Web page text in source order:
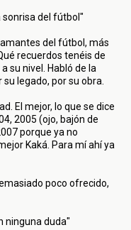
sonrisa del fútbol"
del fútbol, más
recuerdos tenéis de
su nivel. Habló de la
legado, por su obra.
El mejor, lo que se dice
2005 (ojo, bajón de
porque ya no
Kaká. Para mí ahí ya
poco ofrecido,
ninguna duda"